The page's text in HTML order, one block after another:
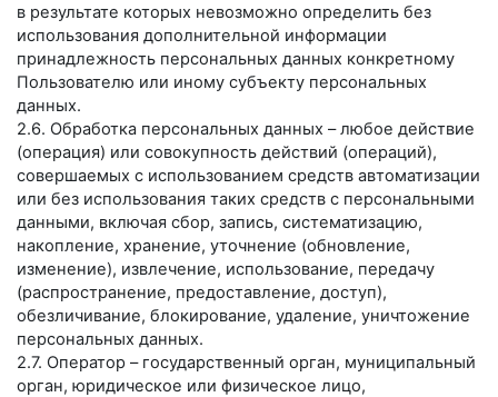
в результате которых невозможно определить без
использования дополнительной информации
принадлежность персональных данных конкретному
Пользователю или иному субъекту персональных
данных.
2.6. Обработка персональных данных – любое действие
(операция) или совокупность действий (операций),
совершаемых с использованием средств автоматизации
или без использования таких средств с персональными
данными, включая сбор, запись, систематизацию,
накопление, хранение, уточнение (обновление,
изменение), извлечение, использование, передачу
(распространение, предоставление, доступ),
обезличивание, блокирование, удаление, уничтожение
персональных данных.
2.7. Оператор – государственный орган, муниципальный
орган, юридическое или физическое лицо,